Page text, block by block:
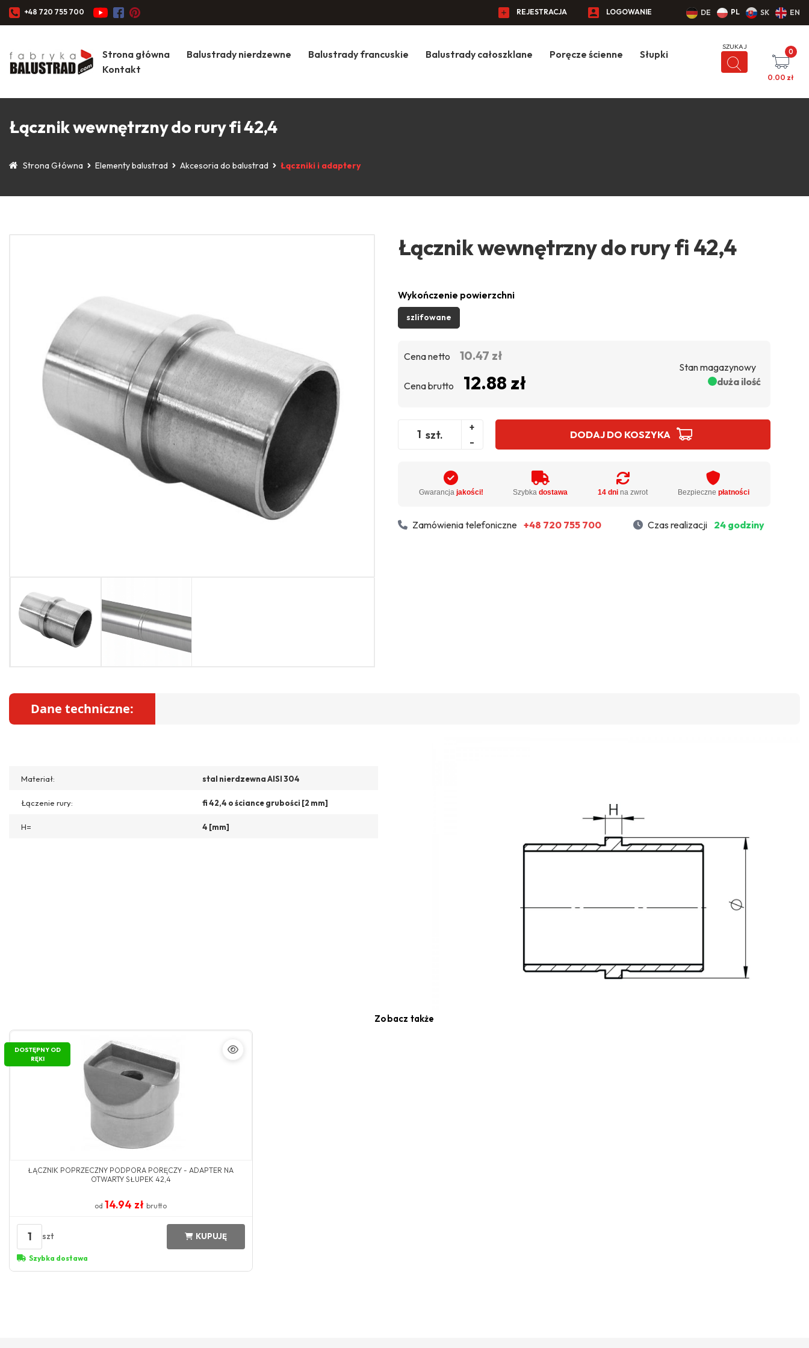
+48 720 755 700 REJESTRACJA LOGOWANIE DE PL SK EN
Strona główna Balustrady nierdzewne Balustrady francuskie Balustrady całoszklane Poręcze ścienne
Słupki
Kontakt
0
0.00 zł
Łącznik wewnętrzny do rury fi 42,4
Strona Główna Elementy balustrad Akcesoria do balustrad Łączniki i adaptery
Łącznik wewnętrzny do rury fi 42,4
Wykończenie powierzchni
szlifowane
Cena netto 10.47 zł
Cena brutto 12.88 zł
Stan magazynowy
duża ilość
szt.
+
-
DODAJ DO KOSZYKA
Gwarancja jakości! Szybkadostawa 14 dni na zwrot Bezpieczne płatności
Zamówienia telefoniczne +48 720 755 700 Czas realizacji 24 godziny
Dane techniczne:
Materiał: stal nierdzewna AISI 304
Łączenie rury: fi 42,4 o ściance grubości [2 mm]
H= 4 [mm]
Zobacz także
DOSTĘPNY OD
RĘKI
ŁĄCZNIK POPRZECZNY PODPORA PORĘCZY - ADAPTER NA
OTWARTY SŁUPEK 42,4
od 14.94 złbrutto
1 szt KUPUJĘ
Szybka dostawa